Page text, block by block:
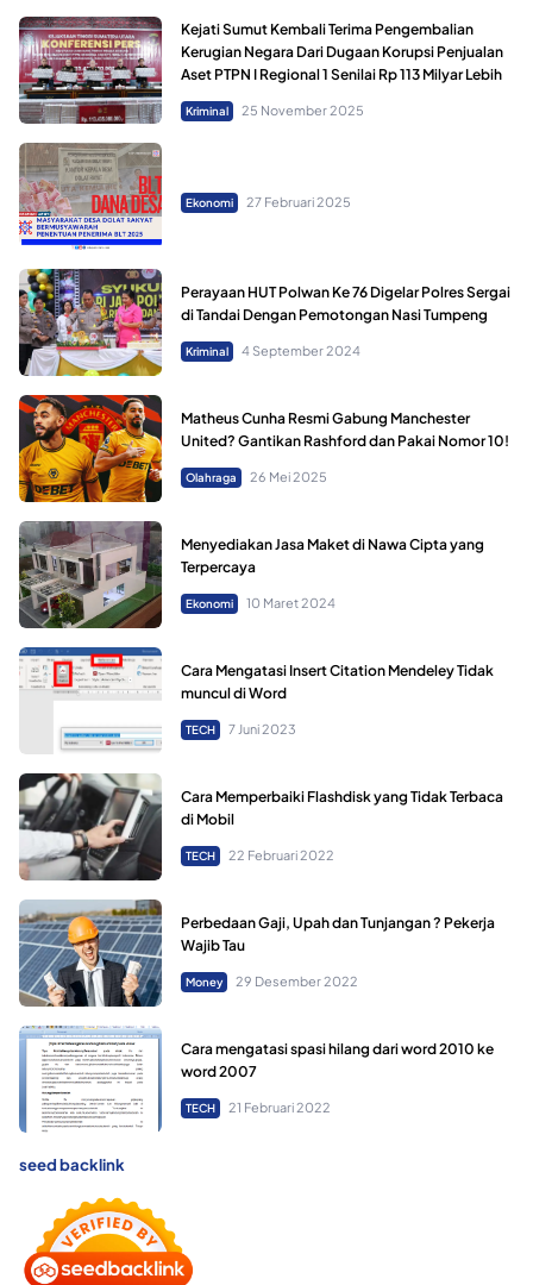
Kejati Sumut Kembali Terima Pengembalian
Kerugian Negara Dari Dugaan Korupsi Penjualan
Aset PTPN I Regional 1 Senilai Rp 113 Milyar Lebih
Kriminal 25 November 2025
Ekonomi 27 Februari 2025
Perayaan HUT Polwan Ke 76 Digelar Polres Sergai
di Tandai Dengan Pemotongan Nasi Tumpeng
Kriminal 4 September 2024
Matheus Cunha Resmi Gabung Manchester
United? Gantikan Rashford dan Pakai Nomor 10!
Olahraga 26 Mei 2025
Menyediakan Jasa Maket di Nawa Cipta yang
Terpercaya
Ekonomi 10 Maret 2024
Cara Mengatasi Insert Citation Mendeley Tidak
muncul di Word
TECH 7 Juni 2023
Cara Memperbaiki Flashdisk yang Tidak Terbaca
di Mobil
TECH 22 Februari 2022
Perbedaan Gaji, Upah dan Tunjangan ? Pekerja
Wajib Tau
Money 29 Desember 2022
Cara mengatasi spasi hilang dari word 2010 ke
word 2007
TECH 21 Februari 2022
seed backlink